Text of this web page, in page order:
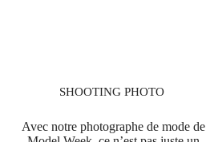
SHOOTING PHOTO
Avec notre photographe de mode de